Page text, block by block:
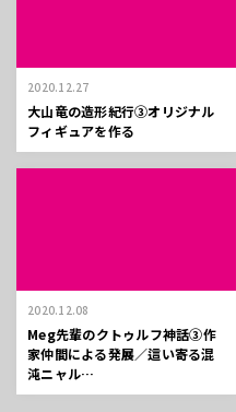
2020.12.27
大山竜の造形紀行③オリジナル
フィギュアを作る
2020.12.08
Meg先輩のクトゥルフ神話③作
家仲間による発展／這い寄る混
沌ニャル…